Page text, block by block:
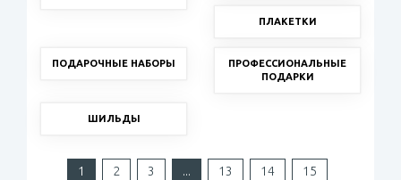
ПЛАКЕТКИ
ПОДАРОЧНЫЕ НАБОРЫ
ПРОФЕССИОНАЛЬНЫЕ
ПОДАРКИ
ШИЛЬДЫ
1 2 3 ... 13 14 15